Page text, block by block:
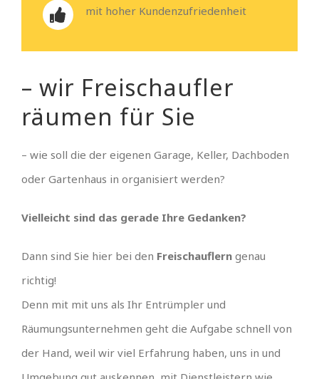
mit hoher Kundenzufriedenheit
– wir Freischaufler
räumen für Sie
– wie soll die der eigenen Garage, Keller, Dachboden
oder Gartenhaus in organisiert werden?
Vielleicht sind das gerade Ihre Gedanken?
Dann sind Sie hier bei den Freischauflern genau
richtig!
Denn mit mit uns als Ihr Entrümpler und
Räumungsunternehmen geht die Aufgabe schnell von
der Hand, weil wir viel Erfahrung haben, uns in und